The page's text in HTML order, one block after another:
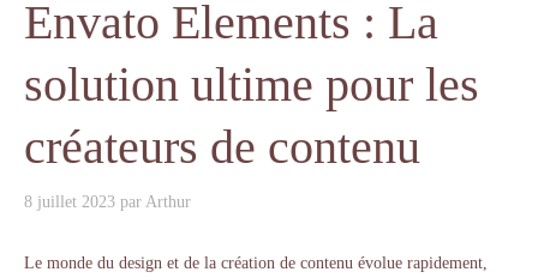
Envato Elements : La
solution ultime pour les
créateurs de contenu
8 juillet 2023 par Arthur
Le monde du design et de la création de contenu évolue rapidement,